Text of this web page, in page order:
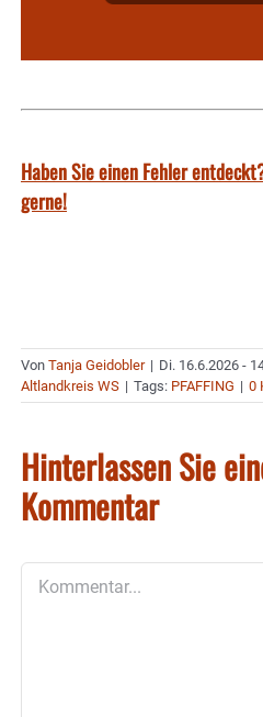
Haben Sie einen Fehler
gerne!
Von Tanja Geidobler | Di. 16.6.2026 -
Altlandkreis WS | Tags: PFAFFING | 0
Hinterlassen Sie
Kommentar